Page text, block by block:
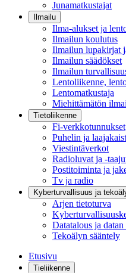
Junamatkustajat
Ilmailu
Ilma-alukset ja
Ilmailun koulutus
Ilmailun lupakirjat
Ilmailun säädökset
Ilmailun
Lentoliikenne,
Lentomatkustaja
Miehittämätön
Tietoliikenne
Fi-verkkotunnukset
Puhelin ja
Viestintäverkot
Radioluvat ja -
Postitoiminta ja
Tv ja radio
Kyberturvallisuus ja
Arjen tietoturva
Datatalous ja
Tekoälyn sääntely
Etusivu
Tieliikenne